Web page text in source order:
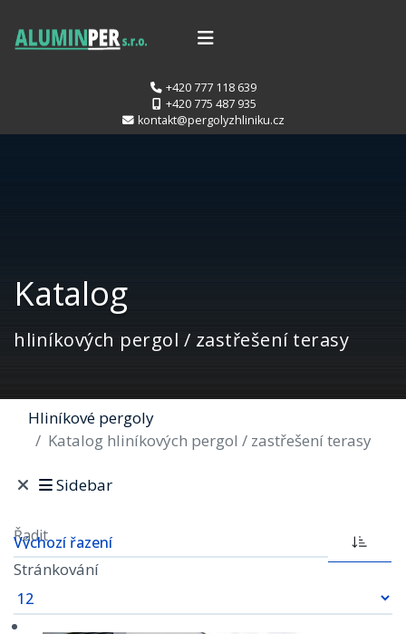
+420 777 118 639
+420 775 487 935
kontakt@pergolyzhliniku.cz
Katalog
hliníkových pergol / zastřešení terasy
Hliníkové pergoly
Katalog hliníkových pergol / zastřešení terasy
Sidebar
Řadit
Stránkování